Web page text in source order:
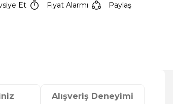
Et Fiyat Alarmı
Paylaş
Alışveriş Deneyimi